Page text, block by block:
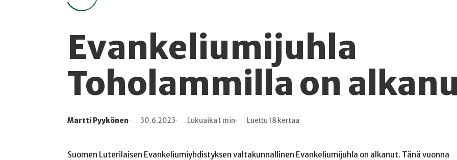
Evankeliumijuhla
Toholammilla on
Kirjoittaja
Martti Pyykönen
Julkaistu 30.6.2023
Lukuaika Lukuaika 1 min
Lukukertoja Luettu 18 kertaa
Suomen Luterilaisen Evankeliumiyhdistyksen valtakunnallinen Evankeliumijuhla on alkanut. Tänä vuonna